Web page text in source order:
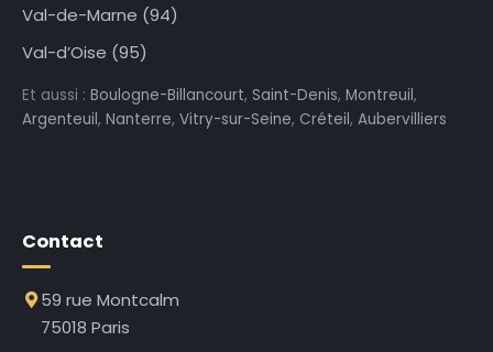
Val-de-Marne (94)
Val-d’Oise (95)
Et aussi : Boulogne-Billancourt, Saint-Denis, Montreuil,
Argenteuil, Nanterre, Vitry-sur-Seine, Créteil, Aubervilliers
Contact
59 rue Montcalm
75018 Paris